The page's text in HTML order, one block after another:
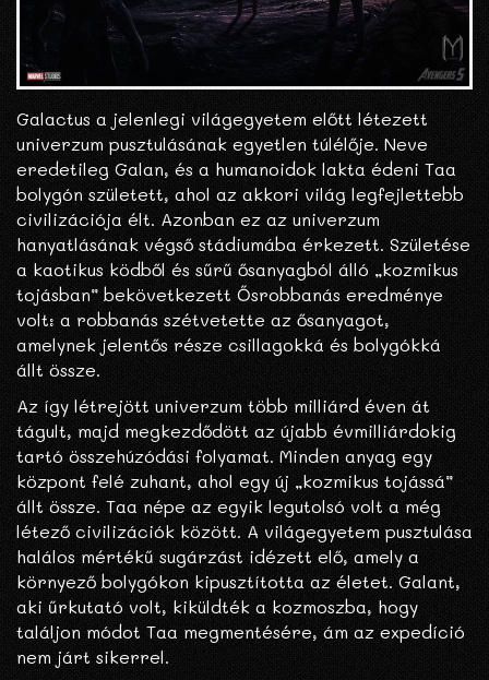
Galactus a jelenlegi világegyetem előtt létezett
univerzum pusztulásának egyetlen túlélője. Neve
eredetileg Galan, és a humanoidok lakta édeni Taa
bolygón született, ahol az akkori világ legfejlettebb
civilizációja élt. Azonban ez az univerzum
hanyatlásának végső stádiumába érkezett. Születése
a kaotikus ködből és sűrű ősanyagból álló „kozmikus
tojásban” bekövetkezett Ősrobbanás eredménye
volt: a robbanás szétvetette az ősanyagot,
amelynek jelentős része csillagokká és bolygókká
állt össze.
Az így létrejött univerzum több milliárd éven át
tágult, majd megkezdődött az újabb évmilliárdokig
tartó összehúzódási folyamat. Minden anyag egy
központ felé zuhant, ahol egy új „kozmikus tojássá”
állt össze. Taa népe az egyik legutolsó volt a még
létező civilizációk között. A világegyetem pusztulása
halálos mértékű sugárzást idézett elő, amely a
környező bolygókon kipusztította az életet. Galant,
aki űrkutató volt, kiküldték a kozmoszba, hogy
találjon módot Taa megmentésére, ám az expedíció
nem járt sikerrel.